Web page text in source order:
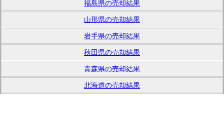
福島県の売却結果
山形県の売却結果
岩手県の売却結果
秋田県の売却結果
青森県の売却結果
北海道の売却結果